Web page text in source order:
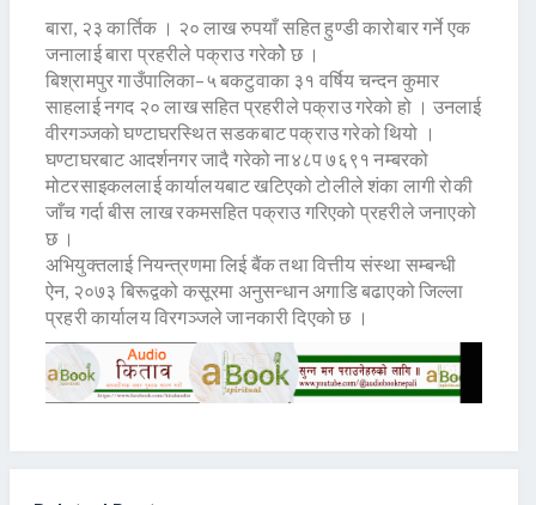
बारा, २३ कार्तिक । २० लाख रुपयाँ सहित हुण्डी कारोबार गर्ने एक
जनालाई बारा प्रहरीले पक्राउ गरेकोे छ ।
बिश्रामपुर गाउँपालिका–५ बकटुवाका ३१ वर्षिय चन्दन कुमार
साहलाई नगद २० लाख सहित प्रहरीले पक्राउ गरेको हो । उनलाई
वीरगञ्जको घण्टाघरस्थित सडकबाट पक्राउ गरेको थियो ।
घण्टाघरबाट आदर्शनगर जादै गरेको ना४८प ७६९१ नम्बरको
मोटरसाइकललाई कार्यालयबाट खटिएको टोलीले शंका लागी रोकी
जाँच गर्दा बीस लाख रकमसहित पक्राउ गरिएको प्रहरीले जनाएको
छ ।
अभियुक्तलाई नियन्त्रणमा लिई बैंक तथा वित्तीय संस्था सम्बन्धी
ऐन, २०७३ बिरूद्वको कसूरमा अनुसन्धान अगाडि बढाएको जिल्ला
प्रहरी कार्यालय विरगञ्जले जानकारी दिएको छ ।